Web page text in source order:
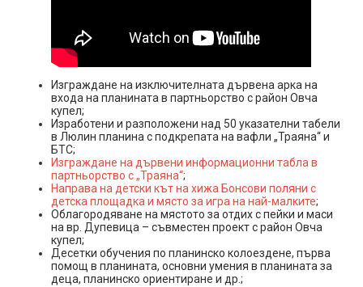
Изграждане на изключителната дървена арка на
входа на планината в партньорство с район Овча
купел;
Изработени и разположени над 50 указателни табели
в Люлин планина с подкрепата на вафли „Траяна“ и
БТС;
Изграждане на дървени информационни табла в
партньорство с „Траяна“;
Направа на детски кът на хижа Бонсови поляни с
детска площадка и място за игра на най-малките;
Облагородяване на мястото за отдих с пейки и маси
на вр. Дупевица – съвместен проект с район Овча
купел;
Десетки обучения по планинско колоездене, първа
помощ в планината, основни умения в планината за
деца, планинско ориентиране и др.;